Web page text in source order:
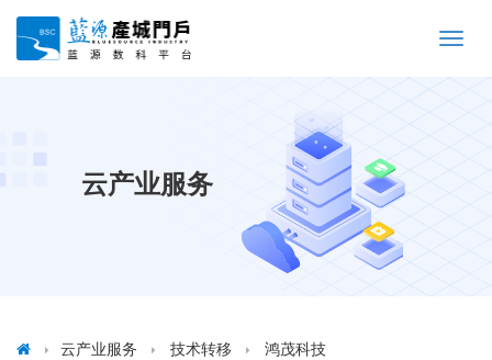
Toggle
云产业服务
云产业服务 技术转移 鸿茂科技